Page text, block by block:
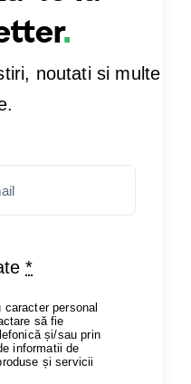
.
noutati si multe
*
personal
să fie
și/sau prin
informatii de
și servicii